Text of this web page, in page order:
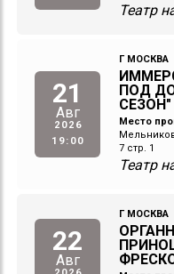
Театр
21
Авг
2026
19:00
Г МОСКВА
ПОД
СЕЗОН"
Место
7 стр. 1
Театр
22
Авг
Г МОСКВА